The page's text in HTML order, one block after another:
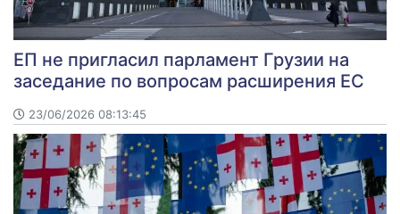
ЕП не пригласил парламент Грузии на
заседание по вопросам расширения ЕС
23/06/2026 08:13:45